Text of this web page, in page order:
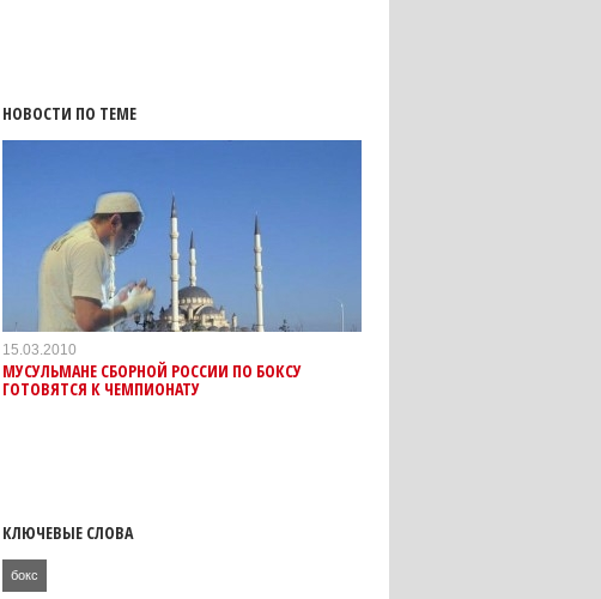
НОВОСТИ ПО ТЕМЕ
15.03.2010
МУСУЛЬМАНЕ СБОРНОЙ РОССИИ ПО БОКСУ
ГОТОВЯТСЯ К ЧЕМПИОНАТУ
КЛЮЧЕВЫЕ СЛОВА
бокс